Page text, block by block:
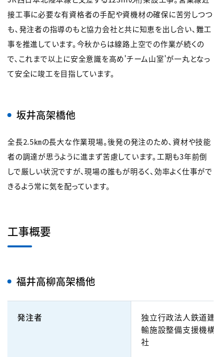
接工事に必要な有資格者の手配や資機材の確保に苦労しつつ
も、発注者の指導のもと協力会社と共に知恵を出し合い、難工
事を推進しています。今秋からは線路上空での作業が続くの
で、これまで以上に安全意識を高め'チーム山室'が一丸となっ
て安全に竣工を目指しています。
坂井高架橋他
全長2.5㎞の長大な作業現場。後発の発注のため、資材や技能
者の調達が思うように進まず苦慮しています。工期も3年前倒
しで厳しい状況ですが、現場の誰もが明るく、効率よく仕事がで
きるよう常に気を配っています。
工事概要
福井高柳高架橋他
発注者
独立行政法人鉄道建
輸施設整備支援機構
社